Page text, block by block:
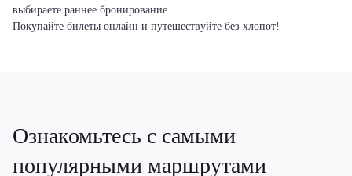
выбираете раннее бронирование.
Покупайте билеты онлайн и путешествуйте без хлопот!
Ознакомьтесь с самыми
популярными маршрутами